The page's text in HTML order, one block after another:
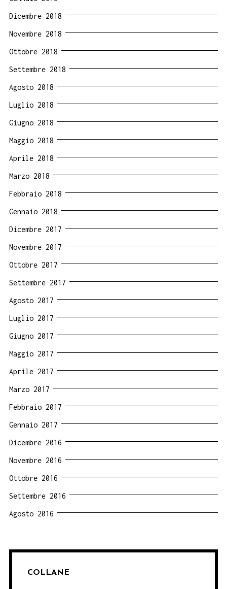
Dicembre 2018
Novembre 2018
Ottobre 2018
Settembre 2018
Agosto 2018
Luglio 2018
Giugno 2018
Maggio 2018
Aprile 2018
Marzo 2018
Febbraio 2018
Gennaio 2018
Dicembre 2017
Novembre 2017
Ottobre 2017
Settembre 2017
Agosto 2017
Luglio 2017
Giugno 2017
Maggio 2017
Aprile 2017
Marzo 2017
Febbraio 2017
Gennaio 2017
Dicembre 2016
Novembre 2016
Ottobre 2016
Settembre 2016
Agosto 2016
COLLANE